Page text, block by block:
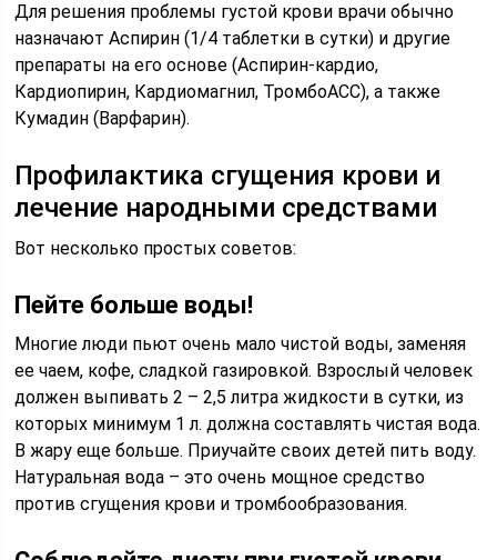
Для решения проблемы густой крови врачи обычно
назначают Аспирин (1/4 таблетки в сутки) и другие
препараты на его основе (Аспирин-кардио,
Кардиопирин, Кардиомагнил, ТромбоАСС), а также
Кумадин (Варфарин).
Профилактика сгущения крови и
лечение народными средствами
Вот несколько простых советов:
Пейте больше воды!
Многие люди пьют очень мало чистой воды, заменяя
ее чаем, кофе, сладкой газировкой. Взрослый человек
должен выпивать 2 – 2,5 литра жидкости в сутки, из
которых минимум 1 л. должна составлять чистая вода.
В жару еще больше. Приучайте своих детей пить воду.
Натуральная вода – это очень мощное средство
против сгущения крови и тромбообразования.